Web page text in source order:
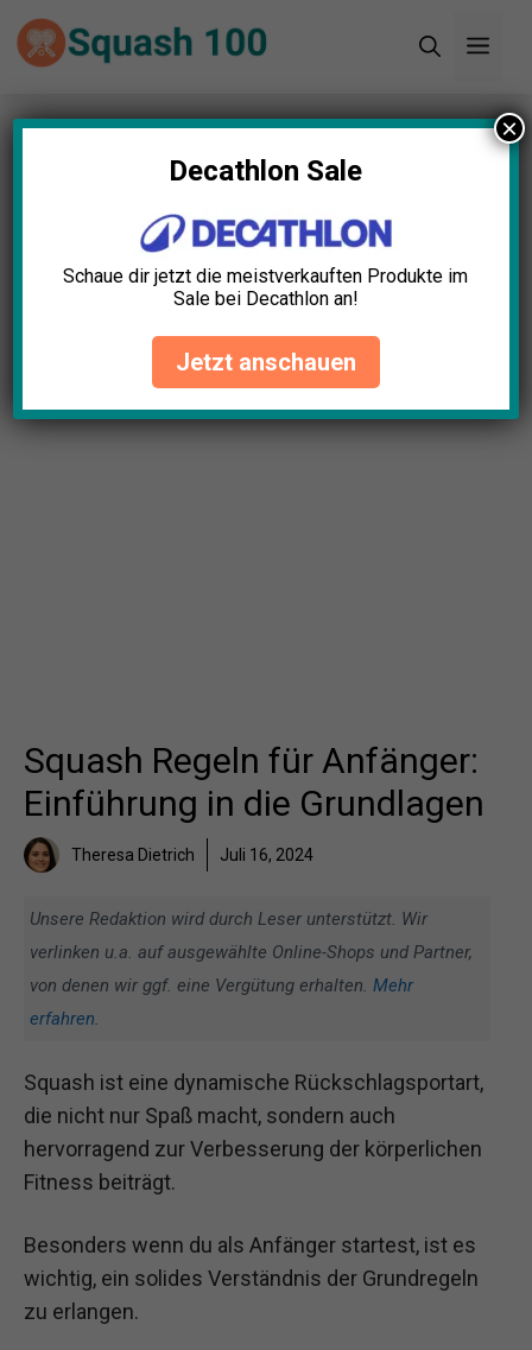
Zum
Inhalt
Startseite»Blog»Squash Regeln für Anfänger:
Einführung in die Grundlagen
Squash Regeln für Anfänger:
Einführung in die Grundlagen
Theresa Dietrich Juli 16, 2024
Unsere Redaktion wird durch Leser unterstützt. Wir
verlinken u.a. auf ausgewählte Online-Shops und Partner,
von denen wir ggf. eine Vergütung erhalten. Mehr
erfahren.
Squash ist eine dynamische Rückschlagsportart,
die nicht nur Spaß macht, sondern auch
hervorragend zur Verbesserung der körperlichen
Fitness beiträgt.
Besonders wenn du als Anfänger startest, ist es
wichtig, ein solides Verständnis der Grundregeln
zu erlangen.
Decathlon Sale
Schaue dir jetzt die meistverkauften Produkte im
Sale bei Decathlon an!
Jetzt anschauen
×